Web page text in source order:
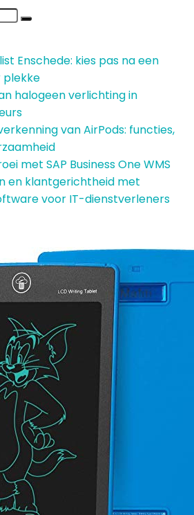
Enschede: kies pas na een
plekke
halogeen verlichting in
van AirPods: functies,
met SAP Business One WMS
en klantgerichtheid met
voor IT-dienstverleners